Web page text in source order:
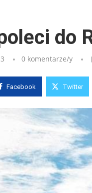
do
0 komentarze/y
Facebook Twitter